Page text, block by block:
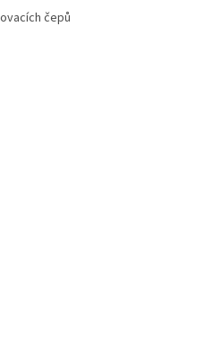
čepů